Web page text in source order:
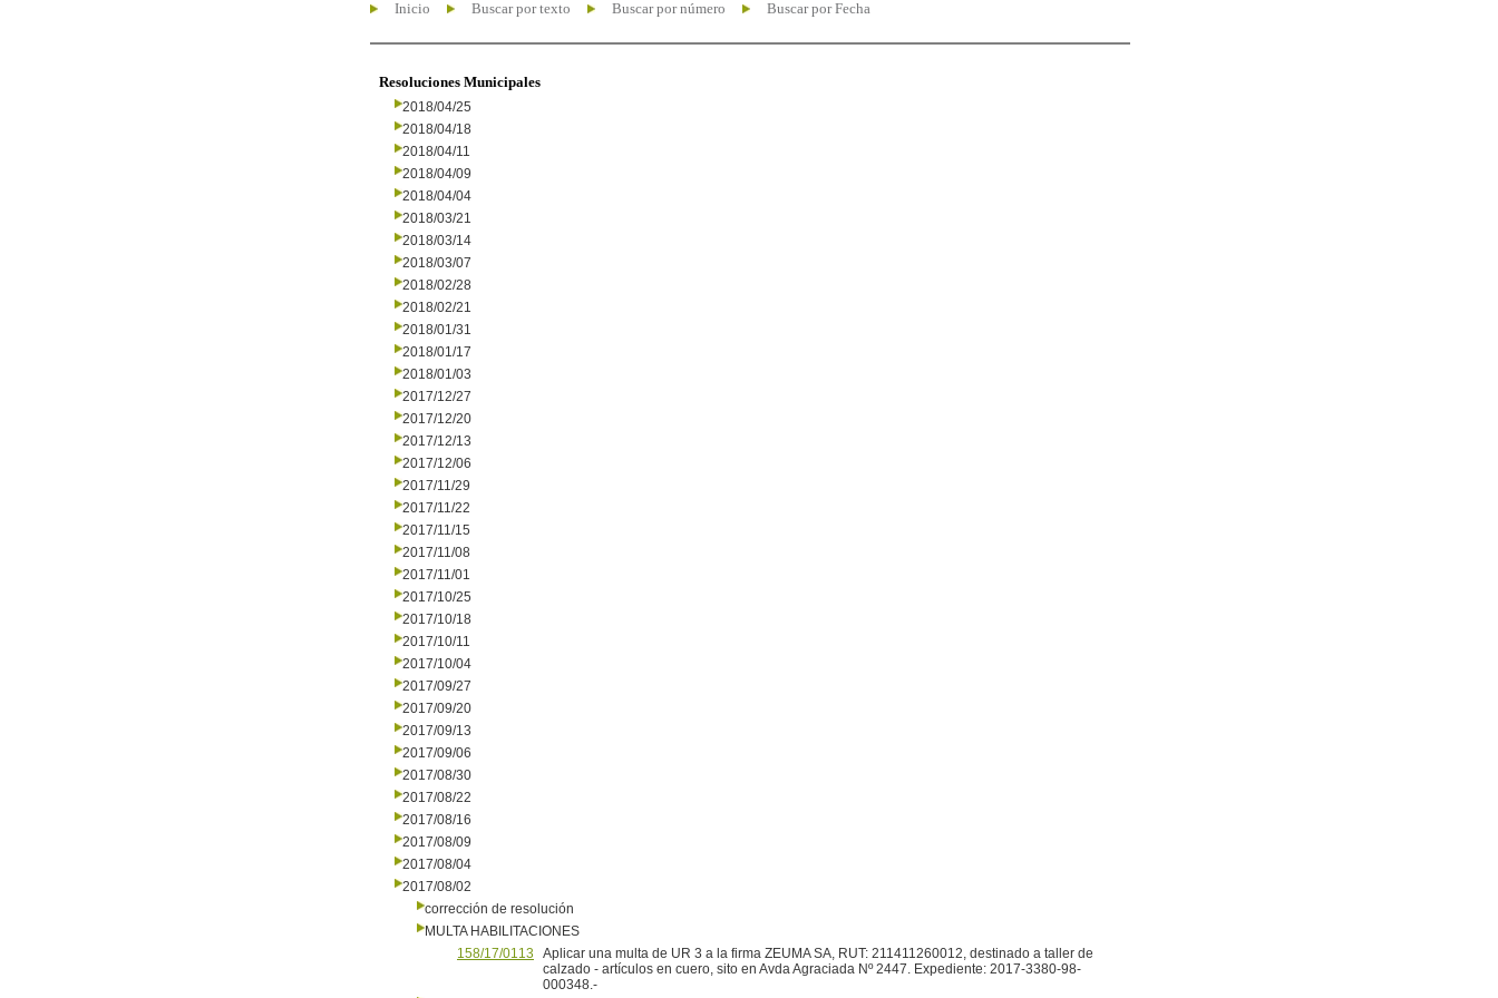
Inicio Buscar por texto Buscar por número Buscar por Fecha
Resoluciones Municipales
2018/04/25
2018/04/18
2018/04/11
2018/04/09
2018/04/04
2018/03/21
2018/03/14
2018/03/07
2018/02/28
2018/02/21
2018/01/31
2018/01/17
2018/01/03
2017/12/27
2017/12/20
2017/12/13
2017/12/06
2017/11/29
2017/11/22
2017/11/15
2017/11/08
2017/11/01
2017/10/25
2017/10/18
2017/10/11
2017/10/04
2017/09/27
2017/09/20
2017/09/13
2017/09/06
2017/08/30
2017/08/22
2017/08/16
2017/08/09
2017/08/04
2017/08/02
corrección de resolución
MULTA HABILITACIONES
158/17/0113
Aplicar una multa de UR 3 a la firma ZEUMA SA, RUT: 211411260012, destinado a taller de
calzado - artículos en cuero, sito en Avda Agraciada Nº 2447. Expediente: 2017-3380-98-
000348.-